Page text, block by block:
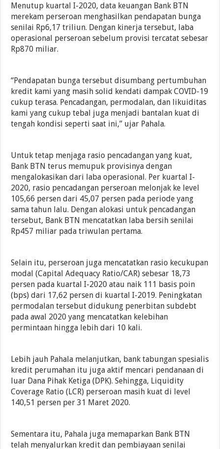
Menutup kuartal I-2020, data keuangan Bank BTN
merekam perseroan menghasilkan pendapatan bunga
senilai Rp6,17 triliun. Dengan kinerja tersebut, laba
operasional perseroan sebelum provisi tercatat sebesar
Rp870 miliar.
“Pendapatan bunga tersebut disumbang pertumbuhan
kredit kami yang masih solid kendati dampak COVID-19
cukup terasa. Pencadangan, permodalan, dan likuiditas
kami yang cukup tebal juga menjadi bantalan kuat di
tengah kondisi seperti saat ini,” ujar Pahala.
Untuk tetap menjaga rasio pencadangan yang kuat,
Bank BTN terus memupuk provisinya dengan
mengalokasikan dari laba operasional. Per kuartal I-
2020, rasio pencadangan perseroan melonjak ke level
105,66 persen dari 45,07 persen pada periode yang
sama tahun lalu. Dengan alokasi untuk pencadangan
tersebut, Bank BTN mencatatkan laba bersih senilai
Rp457 miliar pada triwulan pertama.
Selain itu, perseroan juga mencatatkan rasio kecukupan
modal (Capital Adequacy Ratio/CAR) sebesar 18,73
persen pada kuartal I-2020 atau naik 111 basis poin
(bps) dari 17,62 persen di kuartal I-2019. Peningkatan
permodalan tersebut didukung penerbitan subdebt
pada awal 2020 yang mencatatkan kelebihan
permintaan hingga lebih dari 10 kali.
Lebih jauh Pahala melanjutkan, bank tabungan spesialis
kredit perumahan itu juga aktif mencari pendanaan di
luar Dana Pihak Ketiga (DPK). Sehingga, Liquidity
Coverage Ratio (LCR) perseroan masih kuat di level
140,51 persen per 31 Maret 2020.
Sementara itu, Pahala juga memaparkan Bank BTN
telah menyalurkan kredit dan pembiayaan senilai